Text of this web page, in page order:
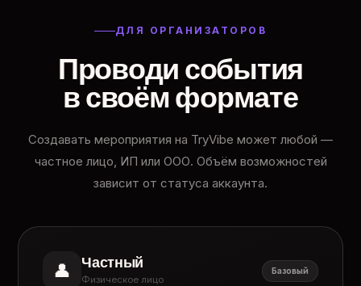
ДЛЯ ОРГАНИЗАТОРОВ
Проводи события
в своём формате
Создавать мероприятия на TryVibe может любой —
частное лицо, ИП или ООО. Объём возможностей
зависит от статуса аккаунта.
👤 Частный
Физическое лицо
Базовый